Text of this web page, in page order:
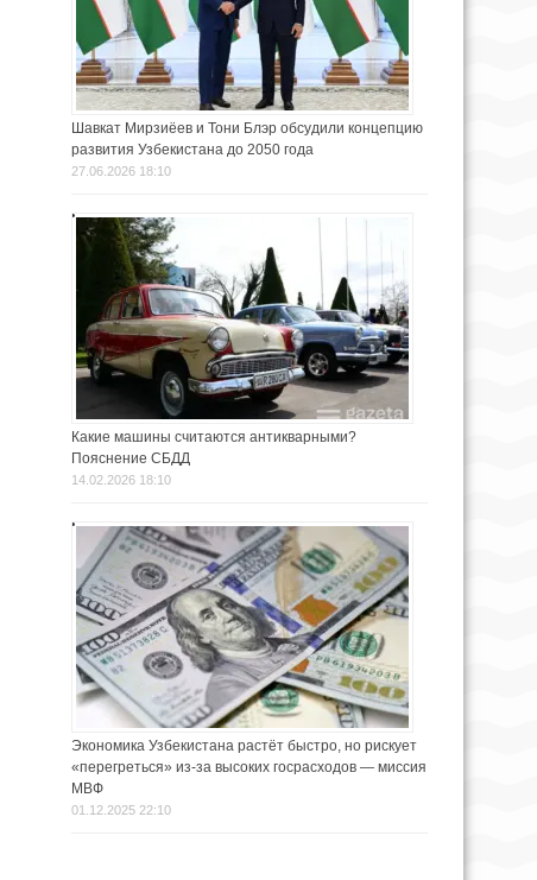
Шавкат Мирзиёев и Тони Блэр обсудили концепцию
развития Узбекистана до 2050 года
27.06.2026 18:10
Какие машины считаются антикварными?
Пояснение СБДД
14.02.2026 18:10
Экономика Узбекистана растёт быстро, но рискует
«перегреться» из-за высоких госрасходов — миссия
МВФ
01.12.2025 22:10